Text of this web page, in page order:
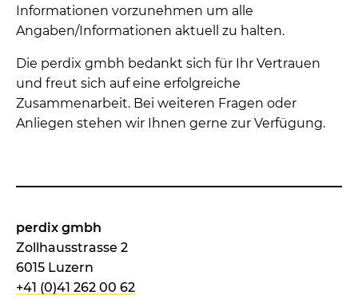
Informationen vorzunehmen um alle
Angaben/Informationen aktuell zu halten.
Die perdix gmbh bedankt sich für Ihr Vertrauen
und freut sich auf eine erfolgreiche
Zusammenarbeit. Bei weiteren Fragen oder
Anliegen stehen wir Ihnen gerne zur Verfügung.
perdix gmbh
Zollhausstrasse 2
6015 Luzern
+41 (0)41 262 00 62